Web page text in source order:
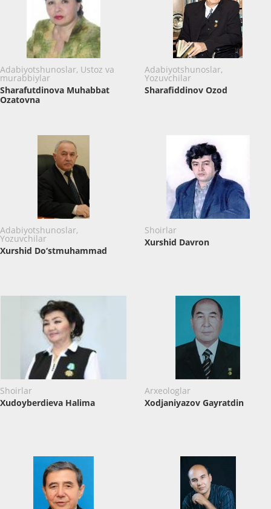
Adabiyotshunoslar, Ustoz va
murabbiylar
Sharafutdinova Muhabbat
Ozatovna
Adabiyotshunoslar,
Yozuvchilar
Sharafiddinov Ozod
Adabiyotshunoslar,
Yozuvchilar
Xurshid Do‘stmuhammad
Shoirlar
Xurshid Davron
Shoirlar
Xudoyberdieva Halima
Arxeologlar
Xodjaniyazov Gayratdin